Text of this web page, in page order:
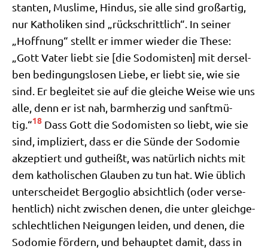
stan­ten, Mus­li­me, Hin­dus, sie alle sind groß­ar­tig,
nur Katho­li­ken sind „rück­schritt­lich“. In sei­ner
„Hoff­nung“ stellt er immer wie­der die The­se:
„Gott Vater liebt sie [die Sodo­mi­sten] mit der­sel­
ben bedin­gungs­lo­sen Lie­be, er liebt sie, wie sie
sind. Er beglei­tet sie auf die glei­che Wei­se wie uns
alle, denn er ist nah, barm­her­zig und sanft­mü­
tig.“18 Dass Gott die Sodo­mi­sten so liebt, wie sie
sind, impli­ziert, dass er die Sün­de der Sodo­mie
akzep­tiert und gut­heißt, was natür­lich nichts mit
dem katho­li­schen Glau­ben zu tun hat. Wie üblich
unter­schei­det Berg­o­glio absicht­lich (oder ver­se­
hent­lich) nicht zwi­schen denen, die unter gleich­ge­
schlecht­li­chen Nei­gun­gen lei­den, und denen, die
Sodo­mie för­dern, und behaup­tet damit, dass in